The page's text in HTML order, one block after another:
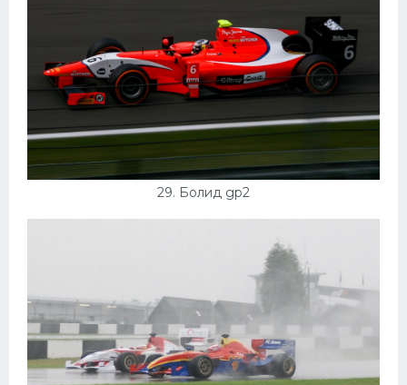
29. Болид gp2